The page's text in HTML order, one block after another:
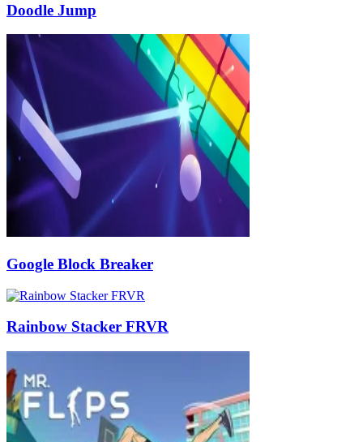
Doodle Jump
Google Block Breaker
Rainbow Stacker FRVR